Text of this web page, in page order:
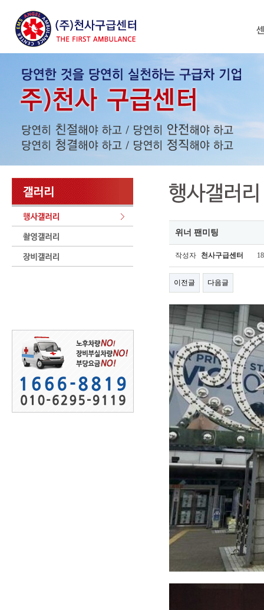
위너 팬미팅
작성자 천사구급센터
이전글 다음글